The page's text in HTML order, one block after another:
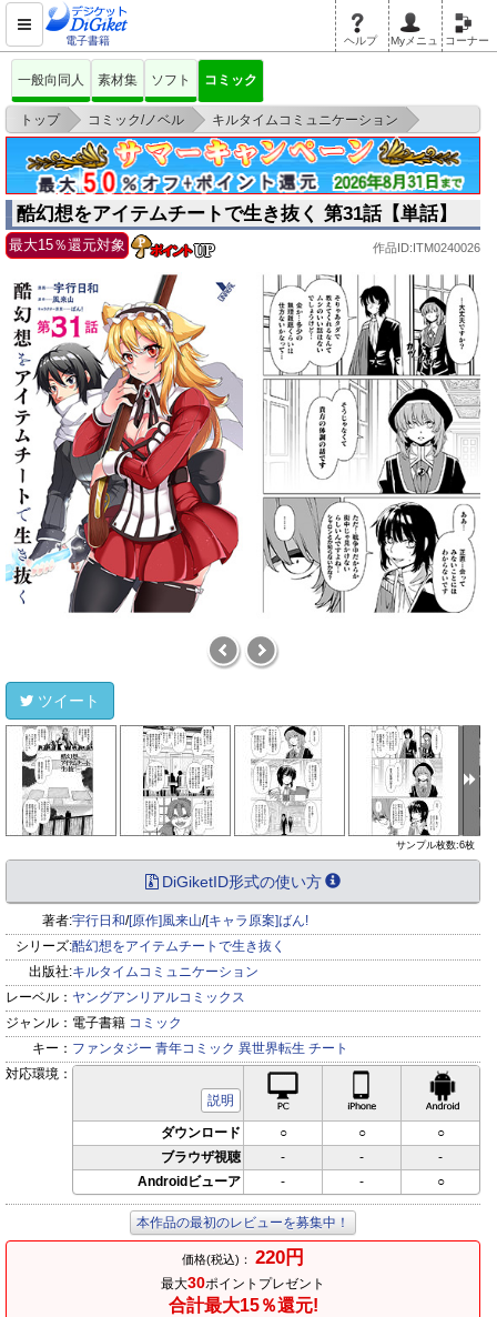
電子書籍 ヘルプ Myメニュ コーナー
一般向同人 素材集 ソフト コミック
トップ > コミック/ノベル > キルタイムコミュニケーション
>
酷幻想をアイテムチートで生き抜く 第31話【単話】
酷幻想をアイテムチートで生き抜く 第31話【単話】
最大15％還元対象 作品ID:ITM0240026
ツイート
サンプル枚数:6枚
DiGiketID形式の使い方
著者:宇行日和/[原作]風来山/[キャラ原案]ばん!
シリーズ:酷幻想をアイテムチートで生き抜く
出版社:キルタイムコミュニケーション
レーベル： ヤングアンリアルコミックス
ジャンル： 電子書籍 コミック
キー： ファンタジー 青年コミック 異世界転生 チート
対応環境：
説明
iPhone対応
ダウンロード ○ ○
○
ブラウザ視聴
- -
-
Androidビューア
- - ○
本作品の最初のレビューを募集中！
価格(税込)： 220円
最大30ポイントプレゼント
合計最大15％還元!